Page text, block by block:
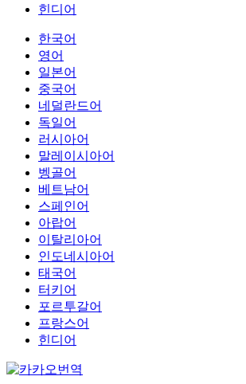
힌디어
한국어
영어
일본어
중국어
네덜란드어
독일어
러시아어
말레이시아어
벵골어
베트남어
스페인어
아랍어
이탈리아어
인도네시아어
태국어
터키어
포르투갈어
프랑스어
힌디어